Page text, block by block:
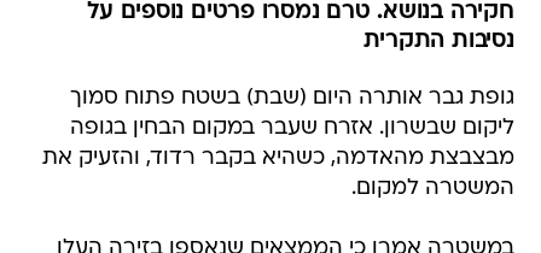
חקירה בנושא. טרם נמסרו פרטים נוספים על
נסיבות התקרית
גופת גבר אותרה היום (שבת) בשטח פתוח סמוך
ליקום שבשרון. אזרח שעבר במקום הבחין בגופה
מבצבצת מהאדמה, כשהיא בקבר רדוד, והזעיק את
המשטרה למקום.